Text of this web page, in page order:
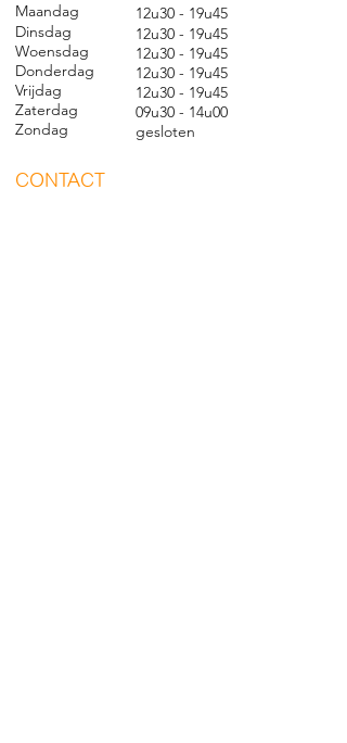
Maandag
Dinsdag
Woensdag
Donderdag
Vrijdag
Zaterdag
Zondag
12u30 - 19u45
12u30 - 19u45
12u30 - 19u45
12u30 - 19u45
12u30 - 19u45
09u30 - 14u00
gesloten
CONTACT